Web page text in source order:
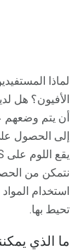
لماذا
الأفيون؟ هل
أن يتم وضعهم
إلى الحصول
نتمكن من
استخدام
تحيط بها.
ما الذي